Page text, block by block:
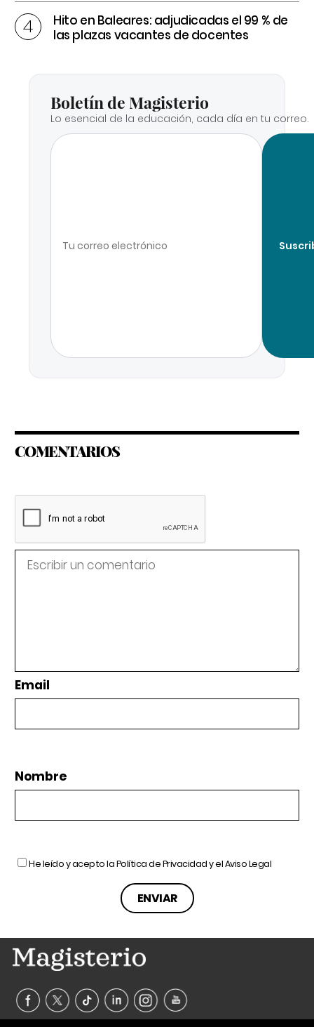
Hito en Baleares: adjudicadas el 99 % de
las plazas vacantes de docentes
Boletín de Magisterio
Lo esencial de la educación, cada día en tu correo.
COMENTARIOS
Email
Nombre
He leído y acepto laPolítica de Privacidady elAviso Legal